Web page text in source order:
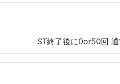
ST終了後に0or50回